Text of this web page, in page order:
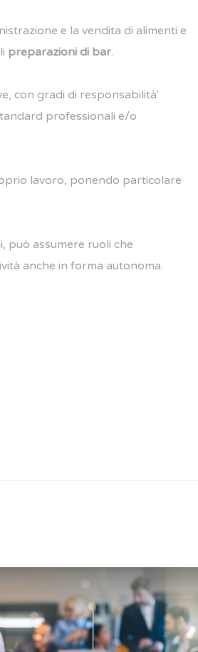
e la vendita di alimenti e
preparazioni di bar.
con gradi di responsabilità'
professionali e/o
lavoro, ponendo particolare
può assumere ruoli che
anche in forma autonoma.